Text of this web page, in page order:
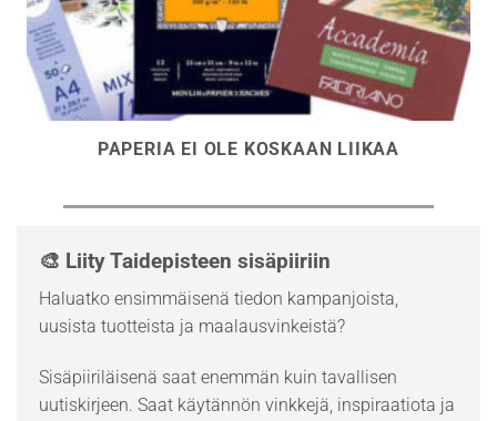
PAPERIA EI OLE KOSKAAN LIIKAA
🎨 Liity Taidepisteen sisäpiiriin
Haluatko ensimmäisenä tiedon kampanjoista,
uusista tuotteista ja maalausvinkeistä?
Sisäpiiriläisenä saat enemmän kuin tavallisen
uutiskirjeen. Saat käytännön vinkkejä, inspiraatiota ja